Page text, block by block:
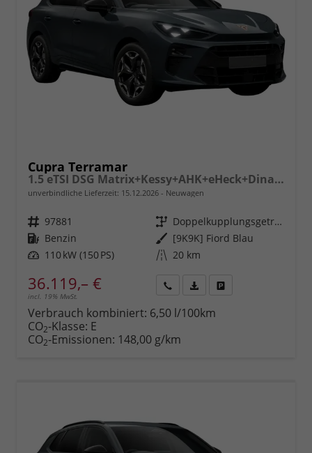
Cupra Terramar
1.5 eTSI DSG Matrix+Kessy+AHK+eHeck+Dinamica+CarPlay+eHeck+GV5
unverbindliche Lieferzeit: 15.12.2026 Neuwagen
Fahrzeugnr. 97881 Getriebe
Doppelkupplungsgetriebe (DSG)
Kraftstoff Benzin Außenfarbe [9K9K] Fiord Blau
Leistung 110 kW (150 PS) Kilometerstand 20 km
36.119,– €
incl. 19% MwSt.
anfordern
Datei,
Verbrauch kombiniert: 6,50 l/100km
CO2-Klasse: E
CO2-Emissionen: 148,00 g/km